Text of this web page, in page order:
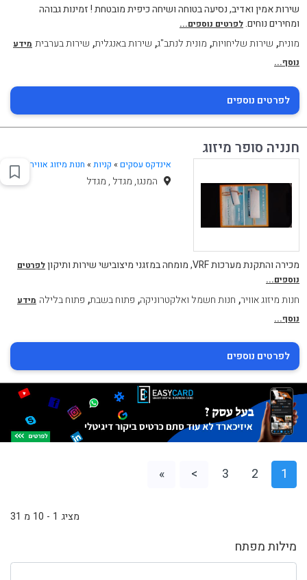
מילות מפתח
שירות אמין ואדיב, נסיעה בטוחה ושיחה כיפית מובטחת ! זמינות גבוהה
ומחירים נוחים.לפרטים נוספים...
מונית, שירות שליחויות, מונית לנתב"ג, שירות באנגלית, שירות בערבית מידע
נוסף...
לפרטים נוספים
חנניה סופר מיזוג
אינדקס עסקים » קניות» חנות מיזוג אוויר
המנגו, מגדל , מגדל
מכירה והתקנת מערכות VRF, מומחה במזגני מיצובישי שירות ותיקון
לפרטים
נוספים...
חנות מיזוג אוויר, חנות חשמל ואלקטרוניקה, פתוח בשבת, פתוח בלילה מידע
נוסף...
לפרטים נוספים
1
2
3
>
»
מציג 1 - 10 מ 31